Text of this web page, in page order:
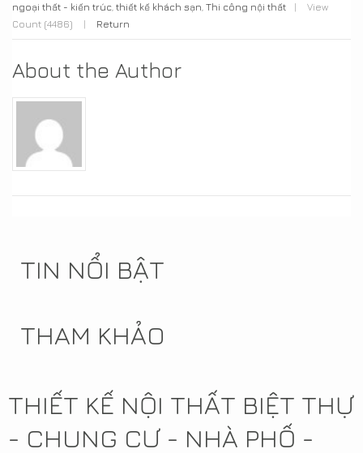
ngoại thất - kiến trúc, thiết kế khách sạn, Thi công nội thất |
View
Count (4486)
| Return
About the Author
TIN NỔI BẬT
THAM KHẢO
THIẾT KẾ NỘI THẤT BIỆT THỰ
- CHUNG CƯ - NHÀ PHỐ -